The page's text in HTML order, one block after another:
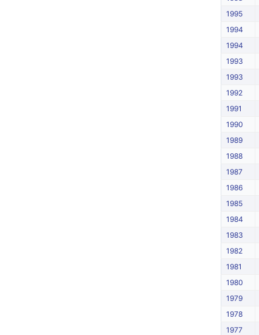
1995
1994
1994
1993
1993
1992
1991
1990
1989
1988
1987
1986
1985
1984
1983
1982
1981
1980
1979
1978
1977